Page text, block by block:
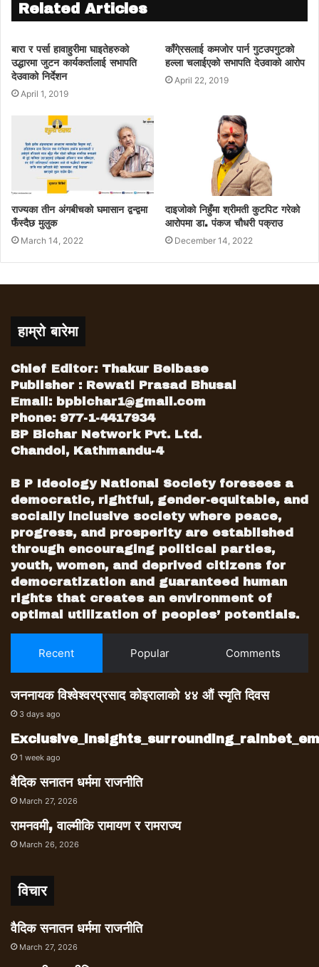
Related Articles
बारा र पर्सा हावाहुरीमा घाइतेहरुको
उद्धारमा जुटन कार्यकर्तालाई सभापति
देउवाको निर्देशन
April 1, 2019
काँगे्रसलाई कमजोर पार्न गुटउपगुटको
हल्ला चलाईएको सभापति देउवाको आरोप
April 22, 2019
राज्यका तीन अंगबीचको घमासान द्वन्द्वमा
फँस्दैछ मुलुक
March 14, 2022
दाइजोको निहुँमा श्रीमती कुटपिट गरेको
आरोपमा डा. पंकज चौधरी पक्राउ
December 14, 2022
हाम्रो बारेमा
Chief Editor: Thakur Belbase
Publisher : Rewati Prasad Bhusal
Email: bpbichar1@gmail.com
Phone: 977-1-4417934
BP Bichar Network Pvt. Ltd.
Chandol, Kathmandu-4
B P Ideology National Society foresees a
democratic, rightful, gender-equitable, and
socially inclusive society where peace,
progress, and prosperity are established
through encouraging political parties,
youth, women, and deprived citizens for
democratization and guaranteed human
rights that creates an environment of
optimal utilization of peoples’ potentials.
Recent Popular Comments
जननायक विश्वेश्वरप्रसाद कोइरालाको ४४ औं स्मृति दिवस
3 days ago
1 week ago
वैदिक सनातन धर्ममा राजनीति
March 27, 2026
रामनवमी, वाल्मीकि रामायण र रामराज्य
March 26, 2026
विचार
वैदिक सनातन धर्ममा राजनीति
March 27, 2026